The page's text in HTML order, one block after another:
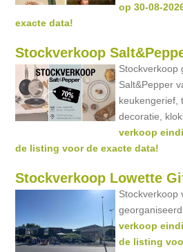
op 30-08-
exacte data!
Stockverkoop
Stockverkoop
Salt&Pepper
keukengerief,
decoratie,
verkoop
de listing voor de exacte data!
Stockverkoop Lowette
Stockverkoop
verkoop
de listing